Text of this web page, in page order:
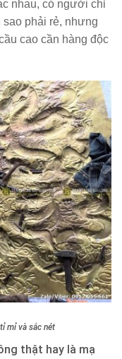
nhau, có người chỉ
phải rẻ, nhưng
cao cần hàng độc
mỉ và sắc nét
thật hay là mạ